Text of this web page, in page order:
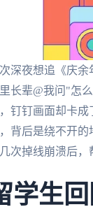
深夜想追《庆
长辈@我问"怎
钉钉画面却卡
背后是绕不开
次掉线崩溃后
学生